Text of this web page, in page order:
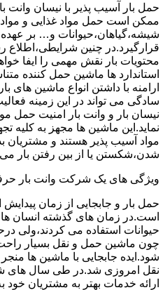
حمل بار آسیب پذیر با نیسان وانت
ممکن است حمل مواد غذایی و
شیشه،گیاهان،حیوانات و… بر
قرارگیرد.در چنین
محتویات بار نقش مهمی را ایفا
استاندارد ها ماشین حمل کننده
ارامنه با داشتن انواع ماشین های
سادگی می تواند در این زمینه
نیسان بار و وانت بار امنیت حمل
نماید.این ماشین ها مجهز به کلیه
مواد آسیب پذیر هستند و مشتریان
شدن،شکستن یا از بین رفتن بار می
ویژگی های یک شرکت وانت بار
حمل بار و جابجایی از زمان پیدایش
است.در زمان های گذشته انسان ها
حیوانات استفاده می کردند،ولی
چون ماشین حمل و نقل بسیار
شود.ایده جابجایی با ماشین ها
نقل امروزی شد.در طی سال های
ارائه خدمات بهتر به مشتریان خود